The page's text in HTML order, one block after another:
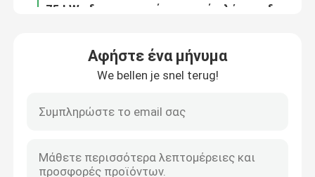
Ηλεκτρική υδρο αντλία δοκιμής
Βιομηχανικοί υψηλοί καθαριστές
Αφήστε ένα μήνυμα
We bellen je snel terug!